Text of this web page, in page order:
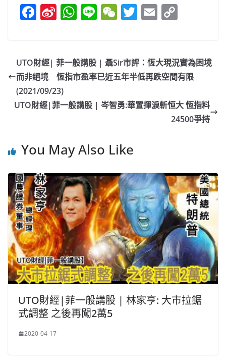
F
e
b
o
o
Si
W
ei
b
o
W
s
A
p
Li W
h
at
T
er
E
l y
Li
k
UTO財經| 菲一般講股 | 聶Sir市評：恆大現況實為困境
而非絕境 恆指市盈率已近五年半低再跌空間有限
(2021/09/23)
UTO財經|菲一般講股 | 岑智勇:華置揮淚斬恒大 恆指料
24500爭持
You May Also Like
UTO財經|菲一般講股 | 林家亨: 大市拉鋸
式調整 之後再闖2萬5
2020-04-17